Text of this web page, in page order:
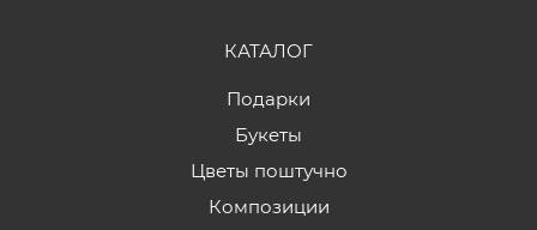
КАТАЛОГ
Подарки
Букеты
Цветы поштучно
Композиции